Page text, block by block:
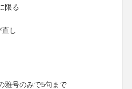
限る
し
雅号のみで5句まで